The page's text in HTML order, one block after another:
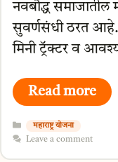
नवबौद्ध समाजातील
सुवर्णसंधी ठरत आहे.
मिनी ट्रॅक्टर व
Read more
Categories
महाराष्ट्र योजना
Leave a comment